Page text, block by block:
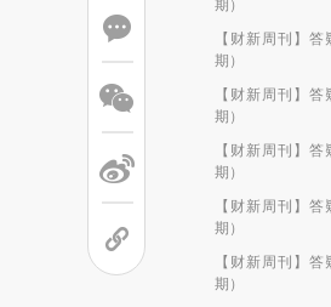
期）
【财新周刊】
期）
【财新周刊】
期）
【财新周刊】
期）
【财新周刊】
期）
【财新周刊】
期）